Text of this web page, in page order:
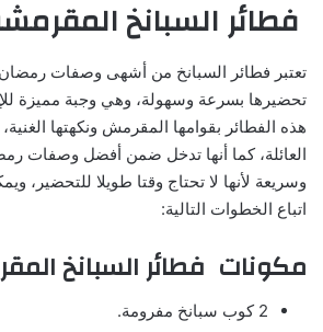
فطائر السبانخ
تحضيرها بسرعة وسهولة، وهي وجبة مميزة
هذه الفطائر بقوامها المقرمش ونكهتها
وسريعة لأنها لا تحتاج وقتا طويلا للتحضير،
اتباع الخطوات التالية:
مكونات فطائر السبانخ
2 كوب سبانخ مفرومة.